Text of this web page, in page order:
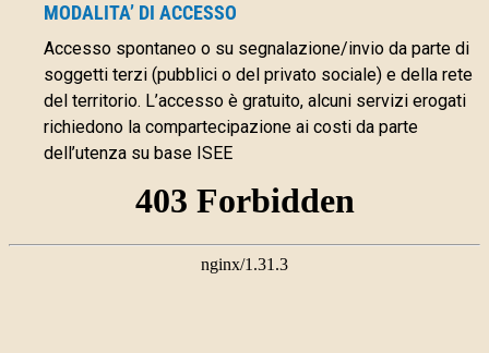
MODALITA’ DI ACCESSO
Accesso spontaneo o su segnalazione/invio da parte di
soggetti terzi (pubblici o del privato sociale) e della rete
del territorio. L’accesso è gratuito, alcuni servizi erogati
richiedono la compartecipazione ai costi da parte
dell’utenza su base ISEE